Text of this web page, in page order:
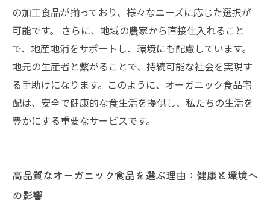
の加工食品が揃っており、様々なニーズに応じた選択が
可能です。 さらに、地域の農家から直接仕入れること
で、地産地消をサポートし、環境にも配慮しています。
地元の生産者と繋がることで、持続可能な社会を実現す
る手助けになります。このように、オーガニック食品宅
配は、安全で健康的な食生活を提供し、私たちの生活を
豊かにする重要なサービスです。
高品質なオーガニック食品を選ぶ理由：健康と環境へ
の影響